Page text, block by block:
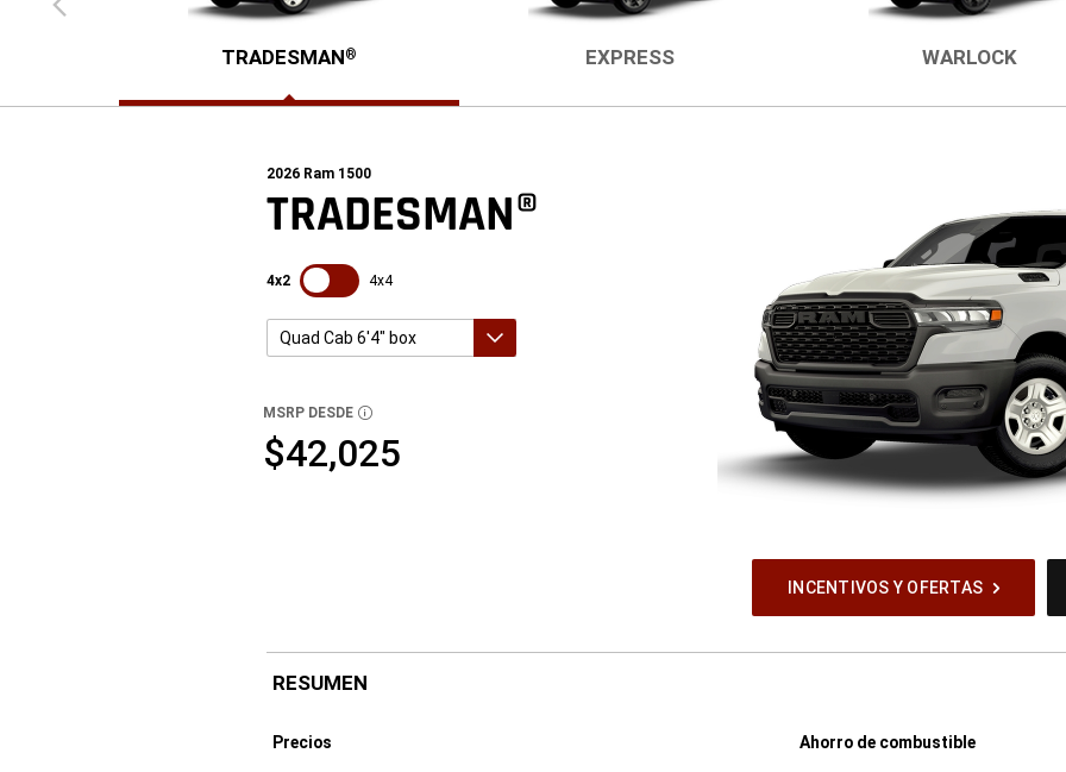
anterior
TRADESMAN® EXPRESS WARLOCK
2026 Ram 1500
TRADESMAN®
4x2 SDPToggle
4x4
Quad Cab 6'4" box
Crew Cab 6'4" box
Crew Cab 5'7" box
Quad Cab 6'4" box
MSRP DESDE DISCLOSURE
$42,025
INCENTIVOS Y OFERTAS
RESUMEN
Precios Ahorro de combustible